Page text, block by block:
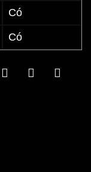
Có
Có